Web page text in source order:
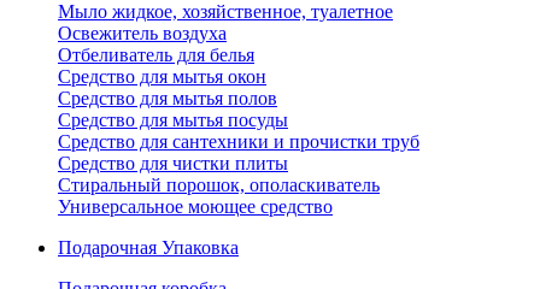
Мыло жидкое, хозяйственное, туалетное
Освежитель воздуха
Отбеливатель для белья
Средство для мытья окон
Средство для мытья полов
Средство для мытья посуды
Средство для сантехники и прочистки труб
Средство для чистки плиты
Стиральный порошок, ополаскиватель
Универсальное моющее средство
Подарочная Упаковка